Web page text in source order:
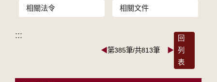
相關法令 相關文件
:::
◀第385筆/共813筆 ▶
回
列
表